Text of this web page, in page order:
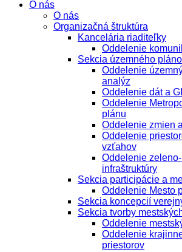
O nás
O nás
Organizačná štruktúra
Kancelária riaditeľky
Oddelenie
Sekcia územného
Oddelenie
analýz
Oddelenie dát a
Oddelenie
plánu
Oddelenie zmien
Oddelenie
vzťahov
Oddelenie
infraštruktúry
Sekcia participácie a
Oddelenie Mesto
Sekcia koncepcií
Sekcia tvorby
Oddelenie
Oddelenie
priestorov